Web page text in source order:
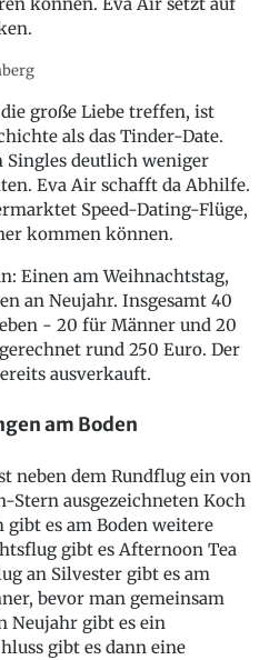
große Liebe treffen, ist
als das Tinder-Date.
Singles deutlich weniger
Eva Air schafft da Abhilfe.
Speed-Dating-Flüge,
kommen können.
Einen am Weihnachtstag,
an Neujahr. Insgesamt 40
- 20 für Männer und 20
rund 250 Euro. Der
ausverkauft.
am Boden
neben dem Rundflug ein von
ausgezeichneten Koch
gibt es am Boden weitere
gibt es Afternoon Tea
an Silvester gibt es am
bevor man gemeinsam
Neujahr gibt es ein
gibt es dann eine